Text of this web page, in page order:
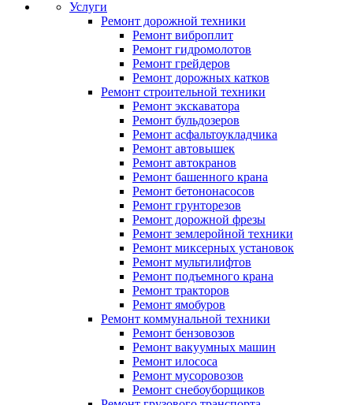
Услуги
Ремонт дорожной техники
Ремонт виброплит
Ремонт гидромолотов
Ремонт грейдеров
Ремонт дорожных катков
Ремонт строительной техники
Ремонт экскаватора
Ремонт бульдозеров
Ремонт асфальтоукладчика
Ремонт автовышек
Ремонт автокранов
Ремонт башенного крана
Ремонт бетононасосов
Ремонт грунторезов
Ремонт дорожной фрезы
Ремонт землеройной техники
Ремонт миксерных установок
Ремонт мультилифтов
Ремонт подъемного крана
Ремонт тракторов
Ремонт ямобуров
Ремонт коммунальной техники
Ремонт бензовозов
Ремонт вакуумных машин
Ремонт илососа
Ремонт мусоровозов
Ремонт снебоуборщиков